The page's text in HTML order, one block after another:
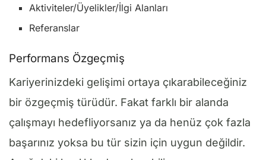
Aktiviteler/Üyelikler/İlgi Alanları
Referanslar
Performans Özgeçmiş
Kariyerinizdeki gelişimi ortaya çıkarabileceğiniz
bir özgeçmiş türüdür. Fakat farklı bir alanda
çalışmayı hedefliyorsanız ya da henüz çok fazla
başarınız yoksa bu tür sizin için uygun değildir.